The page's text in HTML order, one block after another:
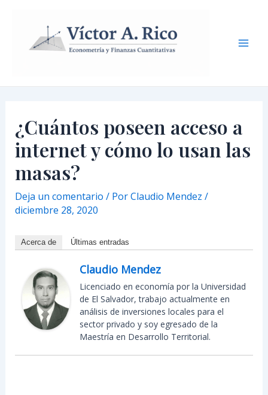
contenido
¿Cuántos poseen acceso a
internet y cómo lo usan las
masas?
Deja un comentario / PorClaudio Mendez /
diciembre 28, 2020
Acerca de Últimas entradas
Claudio Mendez
Licenciado en economía por la Universidad
de El Salvador, trabajo actualmente en
análisis de inversiones locales para el
sector privado y soy egresado de la
Maestría en Desarrollo Territorial.
entradas